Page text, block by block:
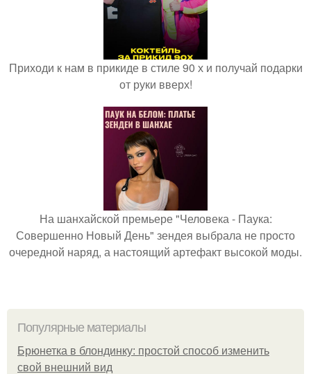
Приходи к нам в прикиде в стиле 90 х и получай подарки
от руки вверх!
На шанхайской премьере "Человека - Паука:
Совершенно Новый День" зендея выбрала не просто
очередной наряд, а настоящий артефакт высокой моды.
Популярные материалы
Брюнетка в блондинку: простой способ изменить
свой внешний вид